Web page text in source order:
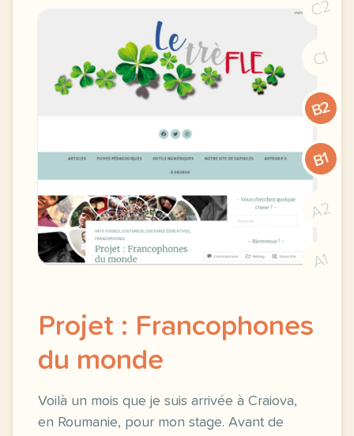
C2
C1
B2
B1
A2
A1
Projet : Francophones
du monde
Voilà un mois que je suis arrivée à Craiova,
en Roumanie, pour mon stage. Avant de